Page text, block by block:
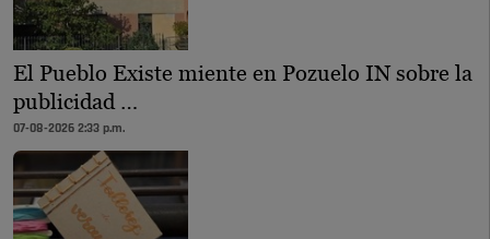
El Pueblo Existe miente en Pozuelo IN sobre la
publicidad …
07-08-2026 2:33 p.m.